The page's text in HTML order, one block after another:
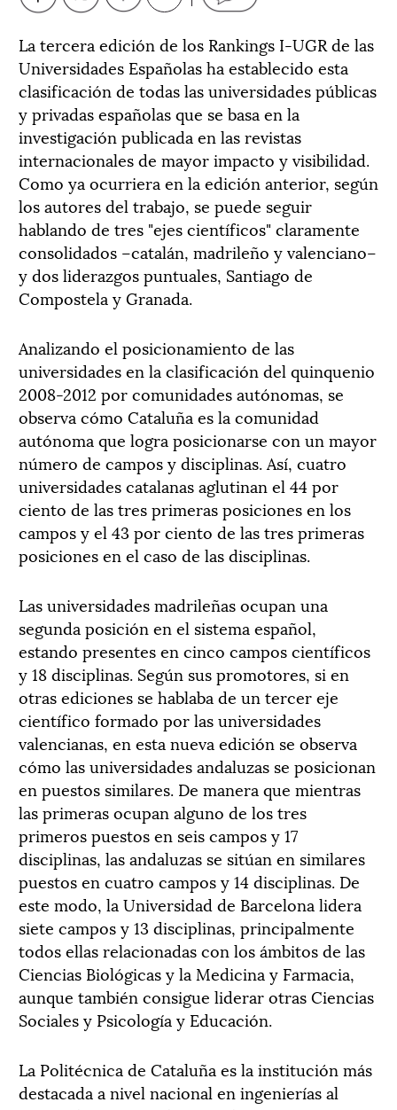
La tercera edición de los Rankings I-UGR de las
Universidades Españolas ha establecido esta
clasificación de todas las universidades públicas
y privadas españolas que se basa en la
investigación publicada en las revistas
internacionales de mayor impacto y visibilidad.
Como ya ocurriera en la edición anterior, según
los autores del trabajo, se puede seguir
hablando de tres "ejes científicos" claramente
consolidados –catalán, madrileño y valenciano–
y dos liderazgos puntuales, Santiago de
Compostela y Granada.
Analizando el posicionamiento de las
universidades en la clasificación del quinquenio
2008-2012 por comunidades autónomas, se
observa cómo Cataluña es la comunidad
autónoma que logra posicionarse con un mayor
número de campos y disciplinas. Así, cuatro
universidades catalanas aglutinan el 44 por
ciento de las tres primeras posiciones en los
campos y el 43 por ciento de las tres primeras
posiciones en el caso de las disciplinas.
Las universidades madrileñas ocupan una
segunda posición en el sistema español,
estando presentes en cinco campos científicos
y 18 disciplinas. Según sus promotores, si en
otras ediciones se hablaba de un tercer eje
científico formado por las universidades
valencianas, en esta nueva edición se observa
cómo las universidades andaluzas se posicionan
en puestos similares. De manera que mientras
las primeras ocupan alguno de los tres
primeros puestos en seis campos y 17
disciplinas, las andaluzas se sitúan en similares
puestos en cuatro campos y 14 disciplinas. De
este modo, la Universidad de Barcelona lidera
siete campos y 13 disciplinas, principalmente
todos ellas relacionadas con los ámbitos de las
Ciencias Biológicas y la Medicina y Farmacia,
aunque también consigue liderar otras Ciencias
Sociales y Psicología y Educación.
La Politécnica de Cataluña es la institución más
destacada a nivel nacional en ingenierías al